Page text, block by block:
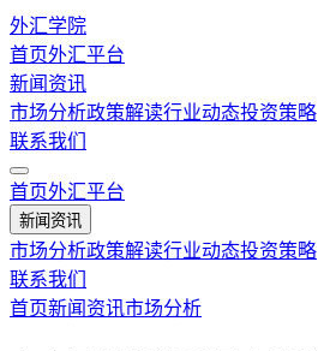
外汇学院
首页外汇平台
新闻资讯
市场分析政策解读行业动态投资策略
联系我们
首页外汇平台
新闻资讯
市场分析政策解读行业动态投资策略
联系我们
首页新闻资讯市场分析